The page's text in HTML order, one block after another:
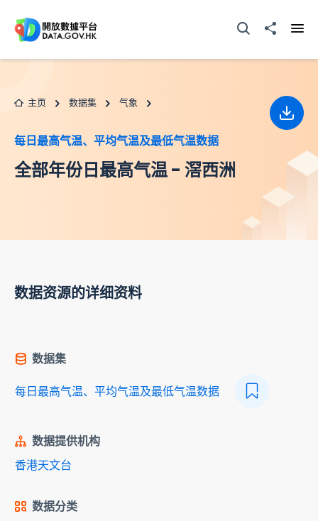
打开搜寻器分享至
主页 数据集 气象
每日最高气温、平均气温及最低气温数据
全部年份日最高气温 - 滘西洲
下载
数据资源的详细资料
数据集
每日最高气温、平均气温及最低气温数据
数据提供机构
香港天文台
数据分类